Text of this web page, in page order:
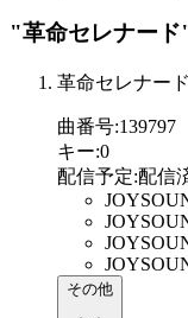
"革命セレナード
革命セレナード
曲番号:139797
キー:0
配信予定:配信
その他